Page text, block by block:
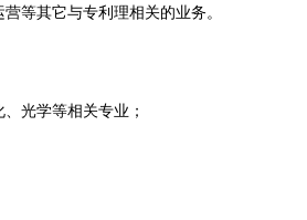
等其它与专利理相关的业务。
光学等相关专业；